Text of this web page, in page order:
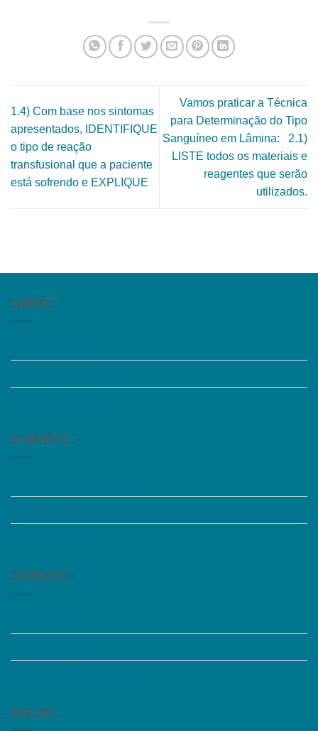
1.4) Com base nos sintomas
apresentados, IDENTIFIQUE
o tipo de reação
transfusional que a paciente
está sofrendo e EXPLIQUE
Vamos praticar a Técnica
para Determinação do Tipo
Sanguíneo em Lâmina: 2.1)
LISTE todos os materiais e
reagentes que serão
utilizados.
SOBRE
SUPORTE
JURÍDICO
SOCIAL